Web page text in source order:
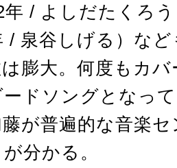
年 / よしだたくろ
/ 泉谷しげる）な
膨大。何度もカ
ドソングとなっ
が普遍的な音楽
分かる。